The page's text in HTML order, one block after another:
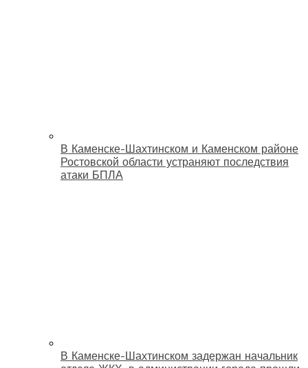
В Каменске-Шахтинском и Каменском районе
Ростовской области устраняют последствия
атаки БПЛА
В Каменске-Шахтинском задержан начальник